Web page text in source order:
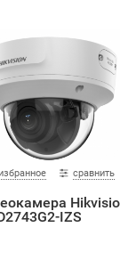
сравнить
IZS